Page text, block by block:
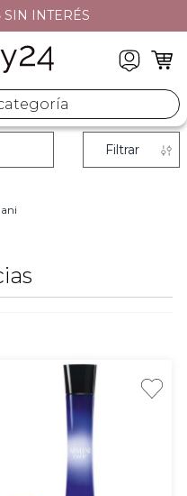
SIN INTERÉS
Filtrar